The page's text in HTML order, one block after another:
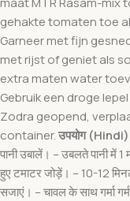
gehakte tomaten toe
Garneer met fijn
met rijst of geniet als
extra maten water
Gebruik een droge
Zodra geopend,
container.उपयोग (Hindi)
पानी उबालें। – उबलते पानी में
हुए टमाटर जोड़ें। – 10-12
सजाएं। – चावल के साथ गर्मा